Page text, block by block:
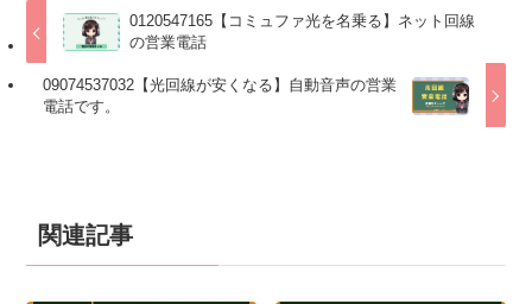
0120547165【コミュファ光を名乗る】ネット回線
の営業電話
09074537032【光回線が安くなる】自動音声の営業
電話です。
関連記事